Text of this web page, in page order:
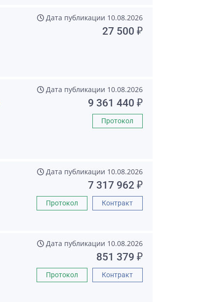
Дата публикации 10.08.2026
27 500 ₽
Дата публикации 10.08.2026
9 361 440 ₽
Протокол
Дата публикации 10.08.2026
7 317 962 ₽
Протокол Контракт
Дата публикации 10.08.2026
851 379 ₽
Протокол Контракт